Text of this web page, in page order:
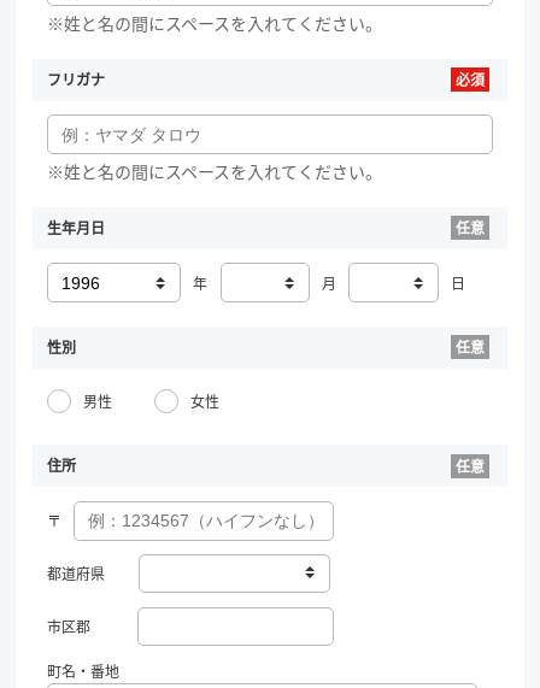
※姓と名の間にスペースを入れてください。
フリガナ
※姓と名の間にスペースを入れてください。
生年月日
年 月 日
性別
男性 女性
住所
〒
都道府県
市区郡
町名・番地